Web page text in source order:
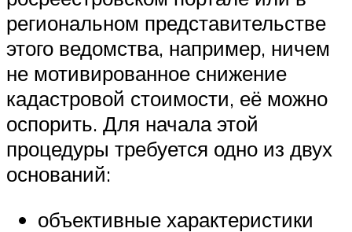
региональном представительстве
этого ведомства, например, ничем
не мотивированное снижение
кадастровой стоимости, её можно
оспорить. Для начала этой
процедуры требуется одно из двух
оснований:
объективные характеристики